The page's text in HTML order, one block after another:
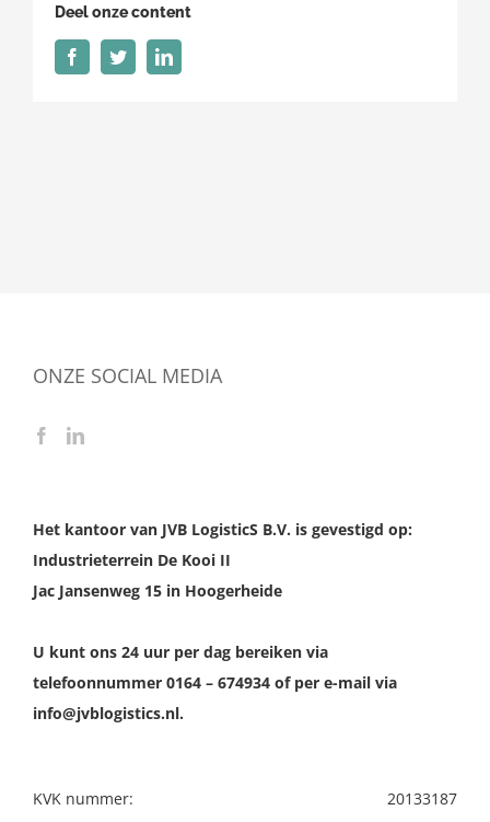
Deel onze content
FacebookTwitterLinkedIn
ONZE SOCIAL MEDIA
Het kantoor van JVB LogisticS B.V. is gevestigd op:
Industrieterrein De Kooi II
Jac Jansenweg 15 in Hoogerheide
U kunt ons 24 uur per dag bereiken via
telefoonnummer 0164 – 674934 of per e-mail via
info@jvblogistics.nl.
KVK nummer:
20133187